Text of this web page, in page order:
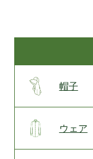
帽子
ウェア